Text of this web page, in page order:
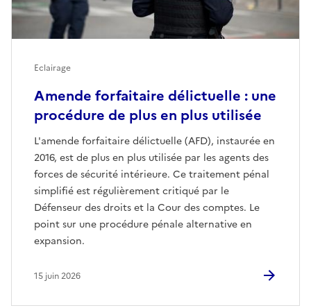
Amende forfaitaire délictuelle : une
procédure de plus en plus utilisée
L'amende forfaitaire délictuelle (AFD), instaurée en
2016, est de plus en plus utilisée par les agents des
forces de sécurité intérieure. Ce traitement pénal
simplifié est régulièrement critiqué par le
Défenseur des droits et la Cour des comptes. Le
point sur une procédure pénale alternative en
expansion.
Eclairage
15 juin 2026